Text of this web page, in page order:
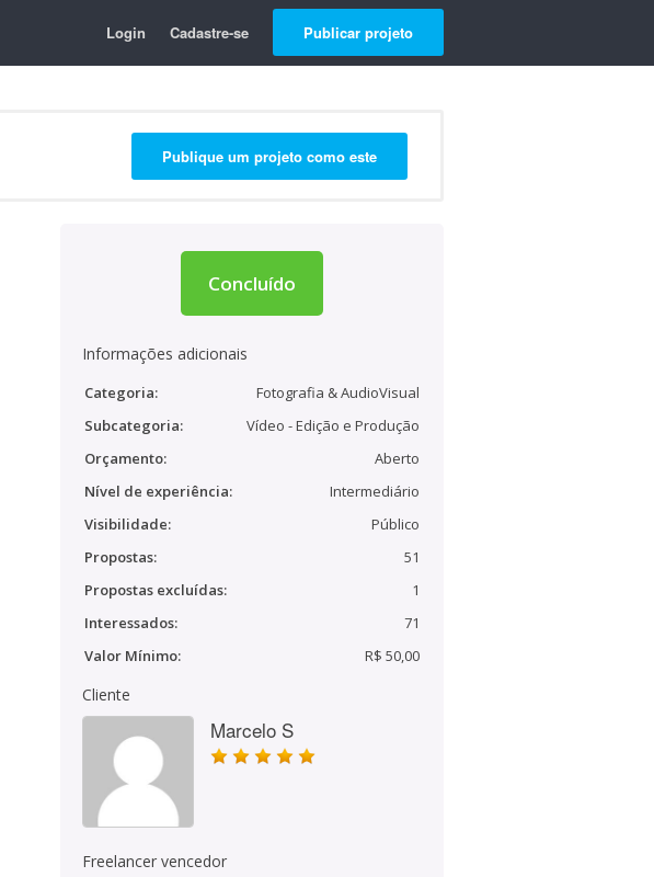
Login Cadastre-se Publicar projeto
Publique um projeto como este
Concluído
Informações adicionais
Categoria:
Fotografia & AudioVisual
Subcategoria:
Vídeo - Edição e Produção
Orçamento:
Aberto
Nível de experiência:
Intermediário
Visibilidade:
Público
Propostas:
51
Propostas excluídas:
1
Interessados:
71
Valor Mínimo:
R$ 50,00
Cliente
Marcelo S
Freelancer vencedor